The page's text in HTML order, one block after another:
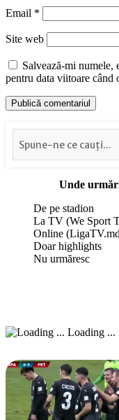
Email *
Site web
Salvează-mi numele,
pentru data viitoare când
Unde
De pe stadion
La TV (We Sport
Online
Doar highlights
Nu urmăresc
Loading ...